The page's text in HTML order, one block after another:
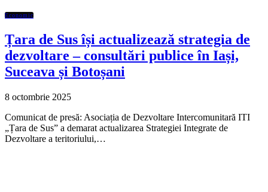
Economic
Țara de Sus își actualizează strategia de
dezvoltare – consultări publice în Iași,
Suceava și Botoșani
8 octombrie 2025
Comunicat de presă: Asociația de Dezvoltare Intercomunitară ITI
„Țara de Sus” a demarat actualizarea Strategiei Integrate de
Dezvoltare a teritoriului,…